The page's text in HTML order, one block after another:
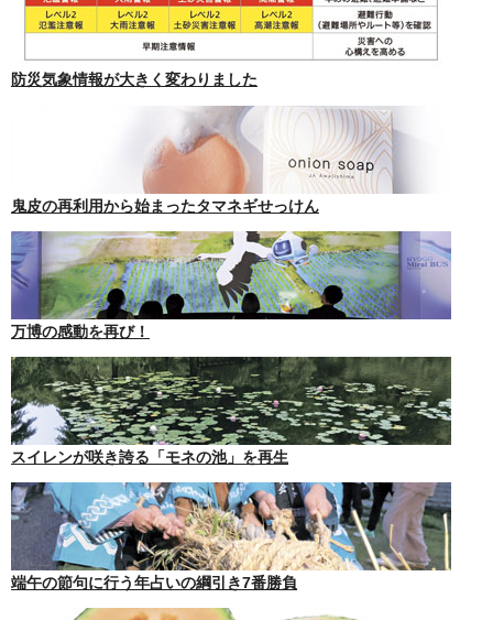
防災気象情報が大きく変わりました
鬼皮の再利用から始まったタマネギせっけん
万博の感動を再び！
スイレンが咲き誇る「モネの池」を再生
端午の節句に行う年占いの綱引き7番勝負